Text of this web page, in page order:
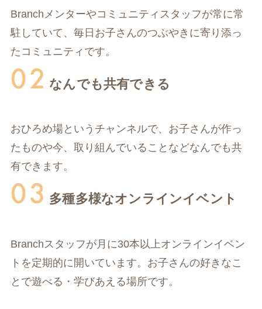
Branchメンターやコミュニティスタッフが常に常
駐していて、毎日お子さんのつぶやきに寄り添っ
たコミュニティです。
なんでも共有できる
おひろめ場というチャンネルで、お子さんが作っ
たものや今、取り組んでいることなどなんでも共
有できます。
多種多様なオンラインイベント
Branchスタッフが月に30本以上オンラインイベン
トを定期的に開いています。お子さんの好きなこ
とで遊べる・学びあえる場所です。